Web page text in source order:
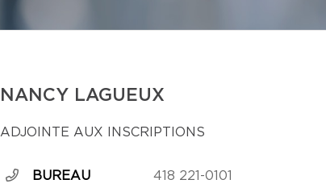
NANCY LAGUEUX
ADJOINTE AUX INSCRIPTIONS
BUREAU 418 221-0101